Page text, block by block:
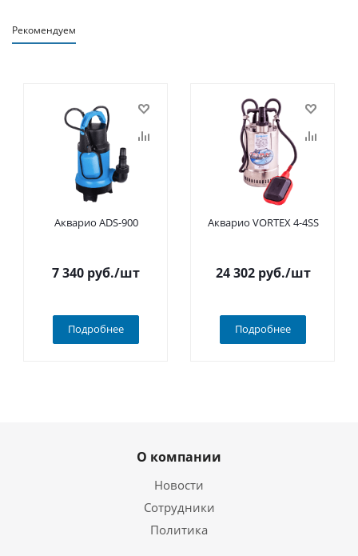
Рекомендуем
Акварио ADS-900
7 340 руб./шт
Подробнее
Акварио VORTEX 4-4SS
24 302руб./шт
Подробнее
О компании
Новости
Сотрудники
Политика